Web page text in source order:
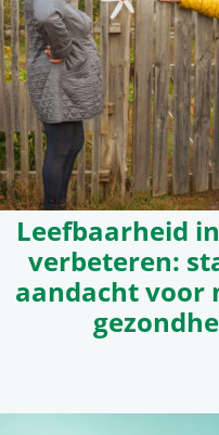
Leefbaarheid
verbeteren:
aandacht voor